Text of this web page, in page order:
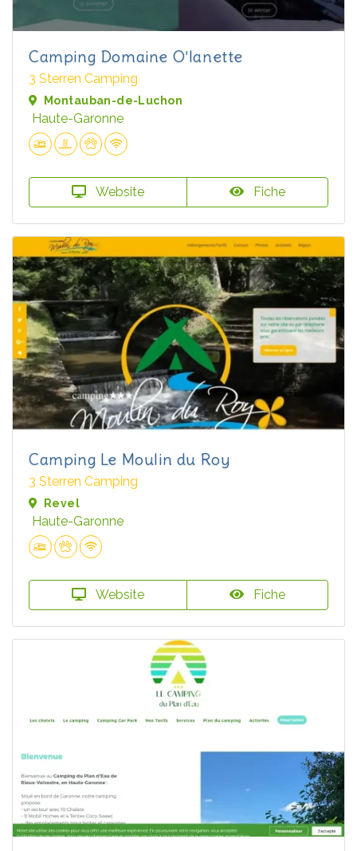
Camping Domaine O’lanette
3 Sterren Camping
Montauban-de-Luchon
Haute-Garonne
Website Fiche
Camping Le Moulin du Roy
3 Sterren Camping
Revel
Haute-Garonne
Website Fiche